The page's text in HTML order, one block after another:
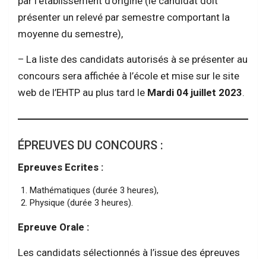
présenter un relevé par semestre comportant la
moyenne du semestre),
– La liste des candidats autorisés à se présenter au
concours sera affichée à l’école et mise sur le site
web de l’EHTP au plus tard le Mardi 04 juillet 2023.
ÉPREUVES DU CONCOURS :
Epreuves Ecrites :
Mathématiques (durée 3 heures),
Physique (durée 3 heures).
Epreuve Orale :
Les candidats sélectionnés à l’issue des épreuves